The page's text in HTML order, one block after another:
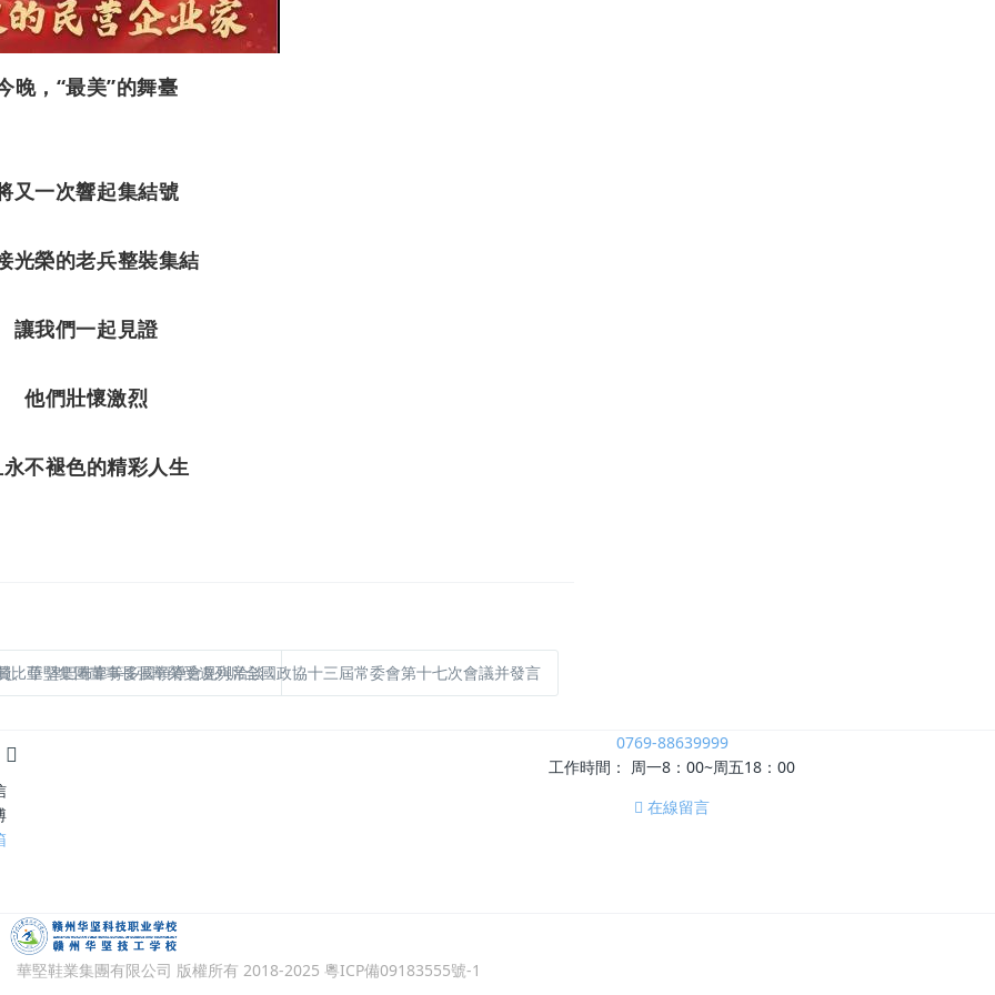
晚，“最美”的舞臺
又一次響起集結號
光榮的老兵整裝集結
讓我們一起見證
他們壯懷激烈
不褪色的精彩人生
比亞 津巴布韋等多國領導會見與洽談
、華堅集團董事長張華榮受邀列席全國政協十三屆常委會第十七次會議并發言
0769-88639999
工作時間： 周一8：00~周五18：00
在線留言
華堅鞋業集團有限公司 版權所有 2018-2025 粵ICP備09183555號-1